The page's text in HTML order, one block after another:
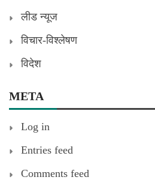
लीड न्यूज
विचार-विश्लेषण
विदेश
META
Log in
Entries feed
Comments feed